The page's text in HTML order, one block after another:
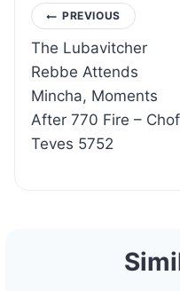
Post
navigation
PREVIOUS
The Lubavitcher
Rebbe Attends
Mincha, Moments
After 770 Fire – Chof
Teves 5752